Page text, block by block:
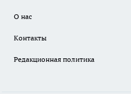
О нас
Контакты
Редакционная политика